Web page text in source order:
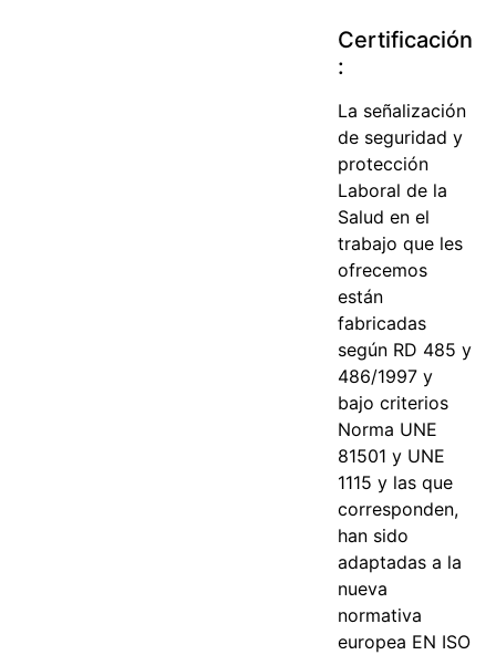
Certificación
:
La señalización
de seguridad y
protección
Laboral de la
Salud en el
trabajo que les
ofrecemos
están
fabricadas
según RD 485 y
486/1997 y
bajo criterios
Norma UNE
81501 y UNE
1115 y las que
corresponden,
han sido
adaptadas a la
nueva
normativa
europea EN ISO